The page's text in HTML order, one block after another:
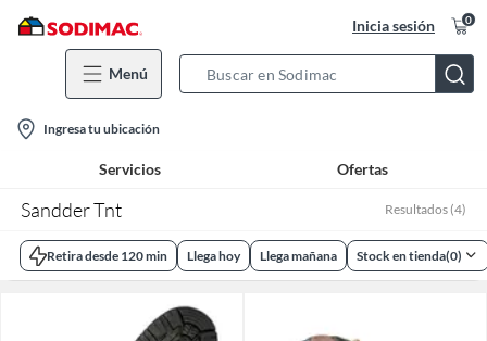
Inicia sesión 0
Menú
Bar
location-
icon
Ingresa tu ubicación
Servicios Ofertas
Sandder Tnt Resultados (4)
Retira desde 120 min Llega hoy Llega mañana Stock en tienda(0)